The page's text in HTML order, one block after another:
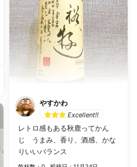
たて生
やすかわ
Excellent!!
レトロ感もある秋鹿ってかん
じ うまみ、香り、酒感、かな
りいいバランス